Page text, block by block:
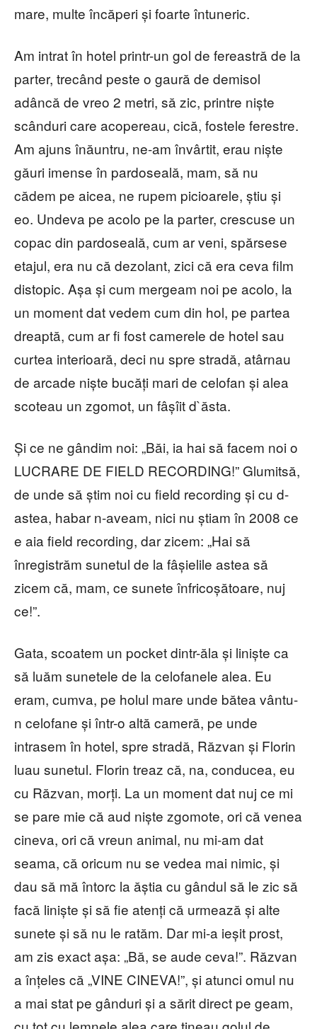
mare, multe încăperi și foarte întuneric.
Am intrat în hotel printr-un gol de fereastră de la
parter, trecând peste o gaură de demisol
adâncă de vreo 2 metri, să zic, printre niște
scânduri care acopereau, cică, fostele ferestre.
Am ajuns înăuntru, ne-am învârtit, erau niște
găuri imense în pardoseală, mam, să nu
cădem pe aicea, ne rupem picioarele, știu și
eo. Undeva pe acolo pe la parter, crescuse un
copac din pardoseală, cum ar veni, spărsese
etajul, era nu că dezolant, zici că era ceva film
distopic. Așa și cum mergeam noi pe acolo, la
un moment dat vedem cum din hol, pe partea
dreaptă, cum ar fi fost camerele de hotel sau
curtea interioară, deci nu spre stradă, atârnau
de arcade niște bucăți mari de celofan și alea
scoteau un zgomot, un fâșîit d`ăsta.
Și ce ne gândim noi: „Băi, ia hai să facem noi o
LUCRARE DE FIELD RECORDING!” Glumitsă,
de unde să știm noi cu field recording și cu d-
astea, habar n-aveam, nici nu știam în 2008 ce
e aia field recording, dar zicem: „Hai să
înregistrăm sunetul de la fâșielile astea să
zicem că, mam, ce sunete înfricoșătoare, nuj
ce!”.
Gata, scoatem un pocket dintr-ăla și liniște ca
să luăm sunetele de la celofanele alea. Eu
eram, cumva, pe holul mare unde bătea vântu-
n celofane și într-o altă cameră, pe unde
intrasem în hotel, spre stradă, Răzvan și Florin
luau sunetul. Florin treaz că, na, conducea, eu
cu Răzvan, morți. La un moment dat nuj ce mi
se pare mie că aud niște zgomote, ori că venea
cineva, ori că vreun animal, nu mi-am dat
seama, că oricum nu se vedea mai nimic, și
dau să mă întorc la ăștia cu gândul să le zic să
facă liniște și să fie atenți că urmează și alte
sunete și să nu le ratăm. Dar mi-a ieșit prost,
am zis exact așa: „Bă, se aude ceva!”. Răzvan
a înțeles că „VINE CINEVA!”, și atunci omul nu
a mai stat pe gânduri și a sărit direct pe geam,